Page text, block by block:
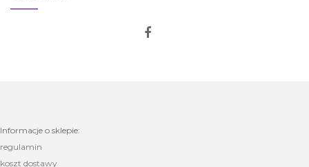
Informacje o sklepie:
regulamin
koszt dostawy